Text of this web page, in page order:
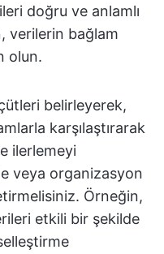
doğru ve anlamlı
verilerin bağlam
olun.
belirleyerek,
karşılaştırarak
ilerlemeyi
veya organizasyon
Örneğin,
etkili bir şekilde